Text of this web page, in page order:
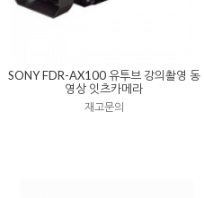
SONY FDR-AX100 유투브 강의촬영 동
영상 잇츠카메라
재고문의